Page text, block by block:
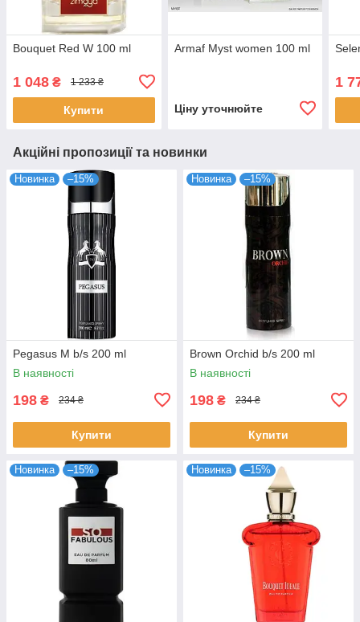
Bouquet Red W 100 ml
1 048 ₴ 1 233 ₴
Купити
Armaf Myst women 100 ml
Ціну уточнюйте
1
Акційні пропозиції та новинки
Новинка –15%
Pegasus M b/s 200 ml
В наявності
198 ₴ 234 ₴
Купити
Новинка –15%
Brown Orchid b/s 200 ml
В наявності
198 ₴ 234 ₴
Купити
Новинка –15% Новинка –15%